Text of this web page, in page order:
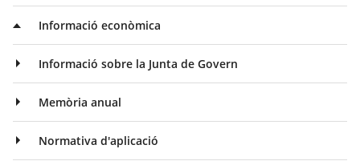
Informació econòmica
Informació sobre la Junta de Govern
Memòria anual
Normativa d'aplicació